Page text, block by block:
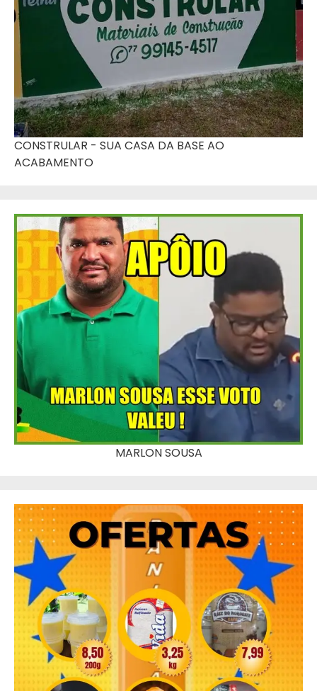
CONSTRULAR - SUA CASA DA BASE AO
ACABAMENTO
MARLON SOUSA